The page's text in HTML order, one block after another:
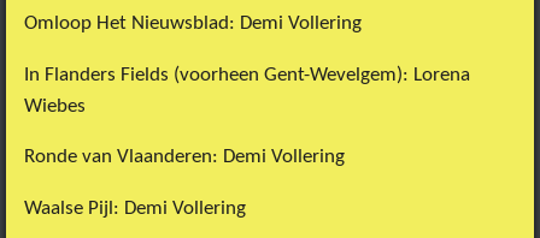
Omloop Het Nieuwsblad: Demi Vollering
In Flanders Fields (voorheen Gent-Wevelgem): Lorena
Wiebes
Ronde van Vlaanderen: Demi Vollering
Waalse Pijl: Demi Vollering